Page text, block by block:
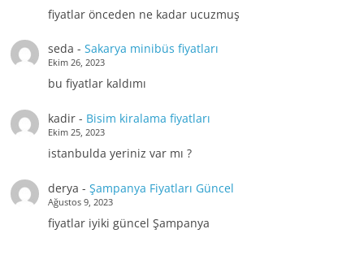
fiyatlar önceden ne kadar ucuzmuş
seda - Sakarya minibüs fiyatları
Ekim 26, 2023
bu fiyatlar kaldımı
kadir- Bisim kiralama fiyatları
Ekim 25, 2023
istanbulda yeriniz var mı ?
derya - Şampanya Fiyatları Güncel
Ağustos 9, 2023
fiyatlar iyiki güncel Şampanya